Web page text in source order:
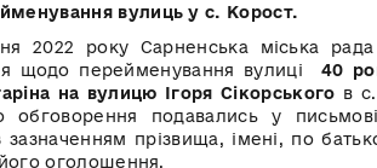
вулиць у с. Корост.
2022 року Сарненська міська рада
щодо перейменування вулиці 40
на вулицю Ігоря Сікорського в
обговорення подавались у
прізвища, імені, по
оголошення.